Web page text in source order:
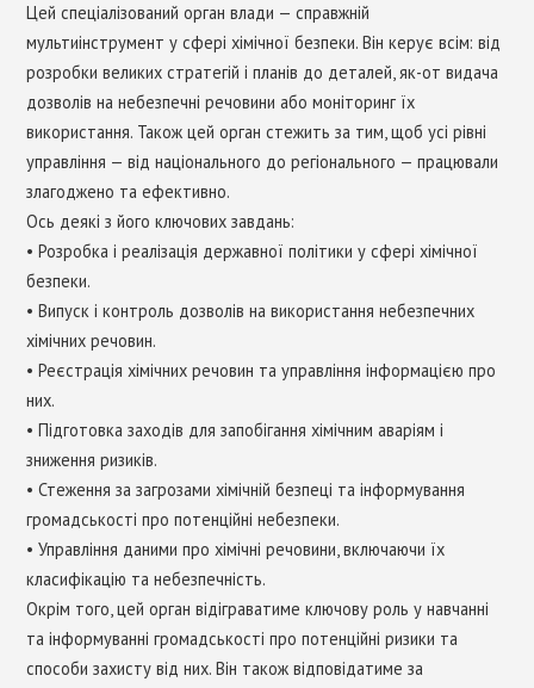
Цей спеціалізований орган влади — справжній
мультиінструмент у сфері хімічної безпеки. Він керує всім: від
розробки великих стратегій і планів до деталей, як-от видача
дозволів на небезпечні речовини або моніторинг їх
використання. Також цей орган стежить за тим, щоб усі рівні
управління — від національного до регіонального — працювали
злагоджено та ефективно.
Ось деякі з його ключових завдань:
• Розробка і реалізація державної політики у сфері хімічної
безпеки.
• Випуск і контроль дозволів на використання небезпечних
хімічних речовин.
• Реєстрація хімічних речовин та управління інформацією про
них.
• Підготовка заходів для запобігання хімічним аваріям і
зниження ризиків.
• Стеження за загрозами хімічній безпеці та інформування
громадськості про потенційні небезпеки.
• Управління даними про хімічні речовини, включаючи їх
класифікацію та небезпечність.
Окрім того, цей орган відіграватиме ключову роль у навчанні
та інформуванні громадськості про потенційні ризики та
способи захисту від них. Він також відповідатиме за